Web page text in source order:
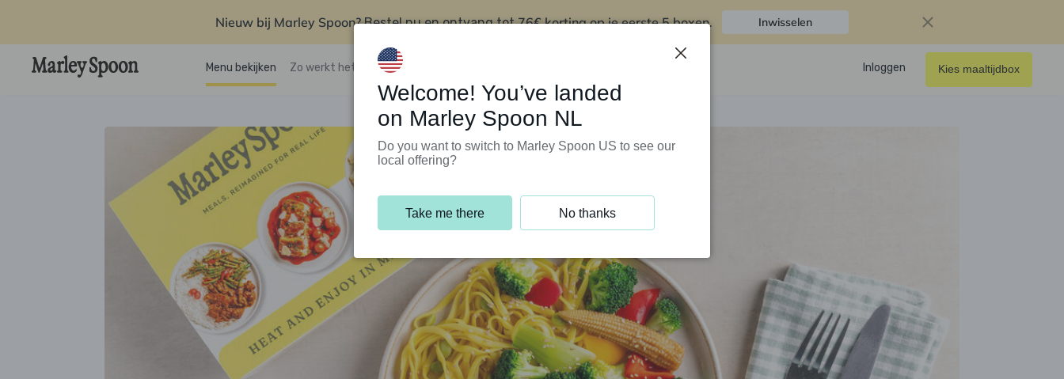
Nieuw bij Marley Spoon?Bestel nu en ontvang tot76€ korting op je eerste 5 boxen. Inwisselen
Menu bekijken Zo werkt het Klantenservice Inloggen Kies maaltijdbox
Welcome! You’ve landed
on Marley Spoon NL
Do you want to switch to Marley Spoon US to see our
local offering?
Take me there No thanks